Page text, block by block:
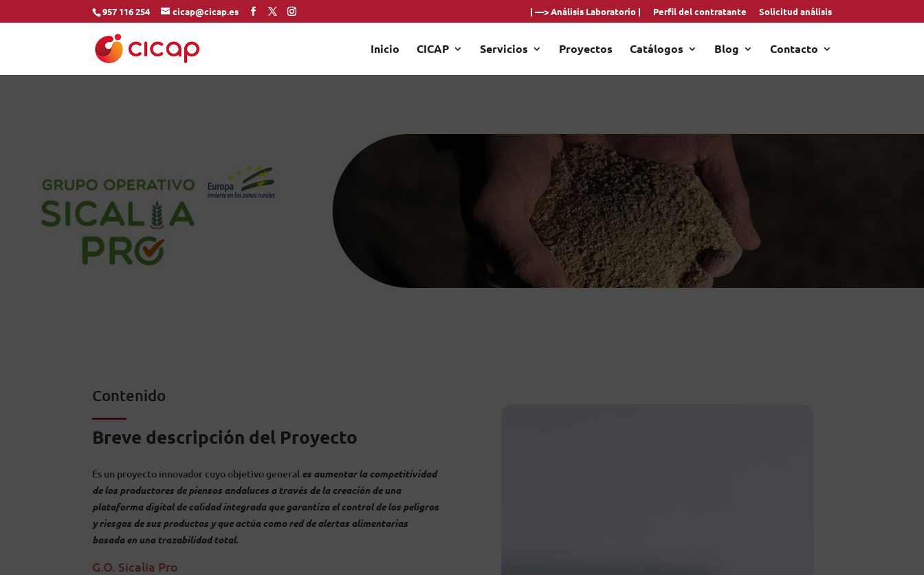
957 116 254 cicap@cicap.es | —> Análisis Laboratorio | Perfil del contratante Solicitud análisis
Inicio CICAP Servicios Proyectos Catálogos Blog Contacto
Contenido
Breve descripción del Proyecto
Es un proyecto innovador cuyo objetivo general es aumentar la competitividad
de los productores de piensos andaluces a través de la creación de una
plataforma digital de calidad integrada que garantiza el control de los peligros
y riesgos de sus productos y que actúa como red de alertas alimentarias
basada en una trazabilidad total.
G.O. Sicalia Pro